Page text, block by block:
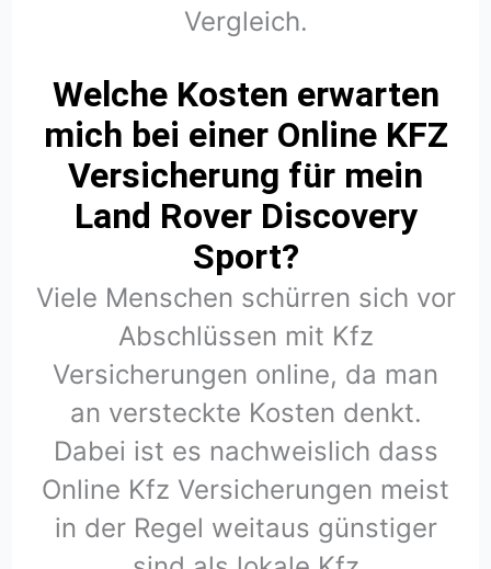
Vergleich.
Welche Kosten erwarten
mich bei einer Online KFZ
Versicherung für mein
Land Rover Discovery
Sport?
Viele Menschen schürren sich vor
Abschlüssen mit Kfz
Versicherungen online, da man
an versteckte Kosten denkt.
Dabei ist es nachweislich dass
Online Kfz Versicherungen meist
in der Regel weitaus günstiger